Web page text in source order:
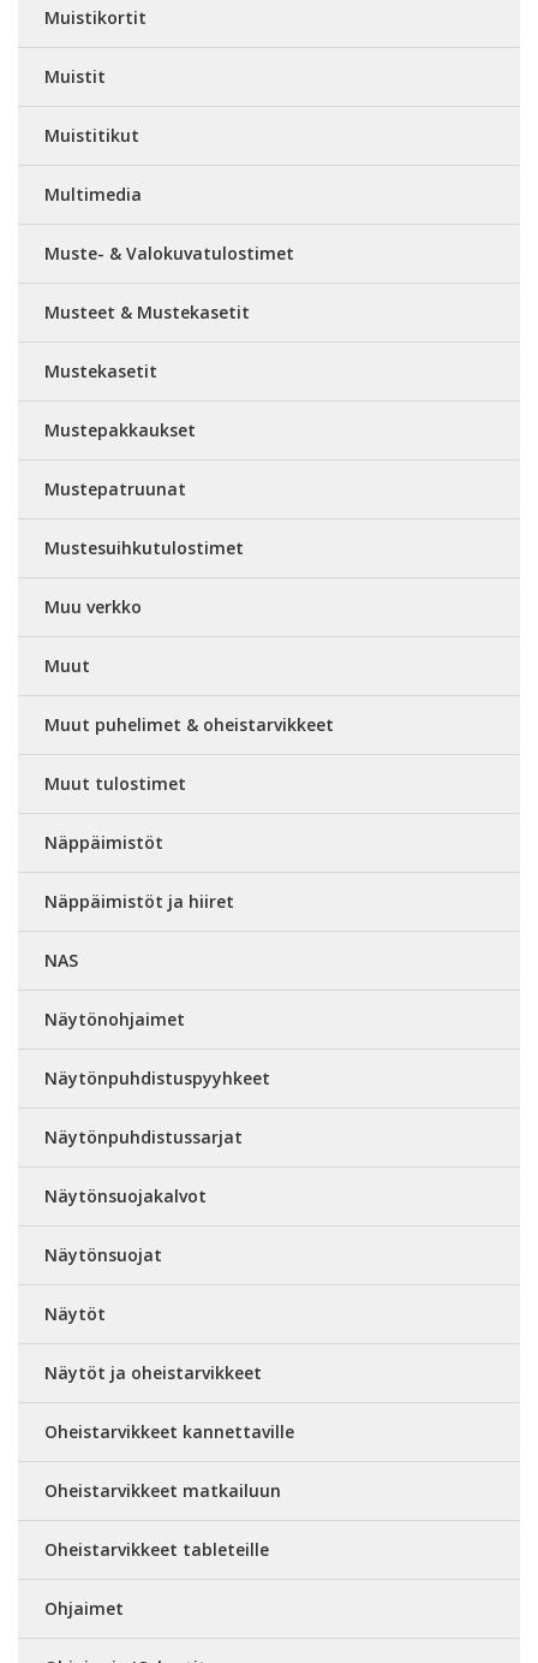
Muistikortit
Muistit
Muistitikut
Multimedia
Muste- & Valokuvatulostimet
Musteet & Mustekasetit
Mustekasetit
Mustepakkaukset
Mustepatruunat
Mustesuihkutulostimet
Muu verkko
Muut
Muut puhelimet & oheistarvikkeet
Muut tulostimet
Näppäimistöt
Näppäimistöt ja hiiret
NAS
Näytönohjaimet
Näytönpuhdistuspyyhkeet
Näytönpuhdistussarjat
Näytönsuojakalvot
Näytönsuojat
Näytöt
Näytöt ja oheistarvikkeet
Oheistarvikkeet kannettaville
Oheistarvikkeet matkailuun
Oheistarvikkeet tableteille
Ohjaimet